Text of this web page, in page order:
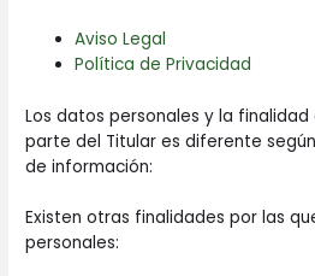
Aviso Legal
Política de Privacidad
Los datos personales y la
parte del Titular es diferente
de información:
Existen otras finalidades por las
personales: